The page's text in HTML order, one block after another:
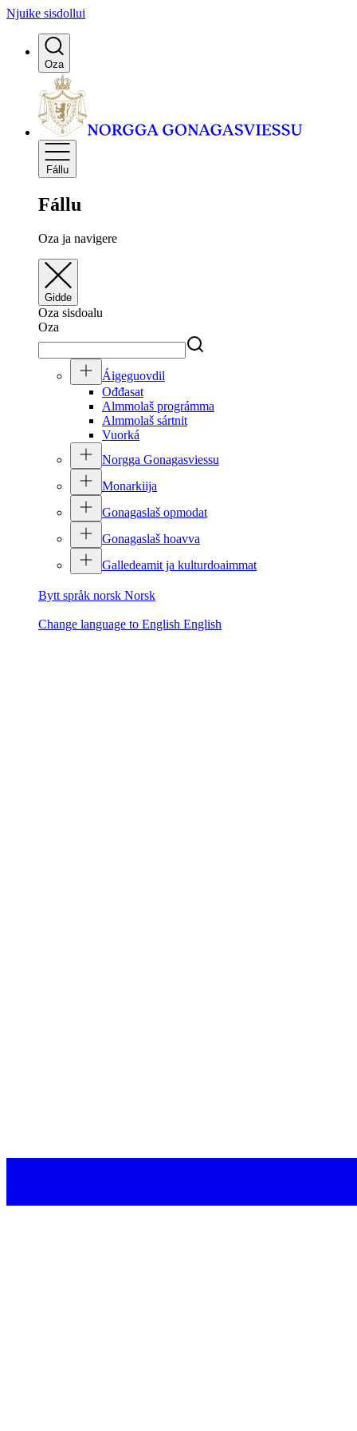
Njuike sisdollui
Oza
Fállu
Fállu
Oza ja navigere
Gidde
Oza sisdoalu
Oza
Áigeguovdil
Ođđasat
Almmolaš prográmma
Almmolaš sártnit
Vuorká
Norgga Gonagasviessu
Monarkiija
Gonagaslaš opmodat
Gonagaslaš hoavva
Galledeamit ja kulturdoaimmat
Bytt språk norsk Norsk
Change language to English English